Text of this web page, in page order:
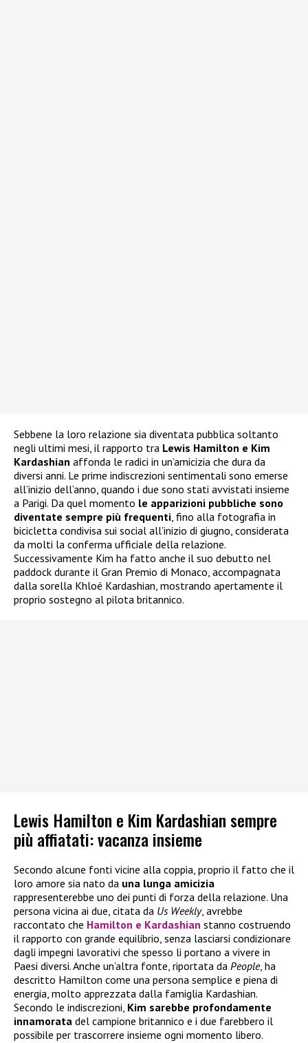
Sebbene la loro relazione sia diventata pubblica soltanto
negli ultimi mesi, il rapporto tra Lewis Hamilton e Kim
Kardashian affonda le radici in un’amicizia che dura da
diversi anni. Le prime indiscrezioni sentimentali sono emerse
all’inizio dell’anno, quando i due sono stati avvistati insieme
a Parigi. Da quel momento le apparizioni pubbliche sono
diventate sempre più frequenti , fino alla fotografia in
bicicletta condivisa sui social all’inizio di giugno, considerata
da molti la conferma ufficiale della relazione.
Successivamente Kim ha fatto anche il suo debutto nel
paddock durante il Gran Premio di Monaco, accompagnata
dalla sorella Khloé Kardashian, mostrando apertamente il
proprio sostegno al pilota britannico.
Lewis Hamilton e Kim Kardashian sempre
più affiatati: vacanza insieme
Secondo alcune fonti vicine alla coppia, proprio il fatto che il
loro amore sia nato da una lunga amicizia
rappresenterebbe uno dei punti di forza della relazione. Una
persona vicina ai due, citata da Us Weekly, avrebbe
raccontato che Hamilton e Kardashian stanno costruendo
il rapporto con grande equilibrio, senza lasciarsi condizionare
dagli impegni lavorativi che spesso li portano a vivere in
Paesi diversi. Anche un’altra fonte, riportata da People, ha
descritto Hamilton come una persona semplice e piena di
energia, molto apprezzata dalla famiglia Kardashian.
Secondo le indiscrezioni, Kim sarebbe profondamente
innamorata del campione britannico e i due farebbero il
possibile per trascorrere insieme ogni momento libero.